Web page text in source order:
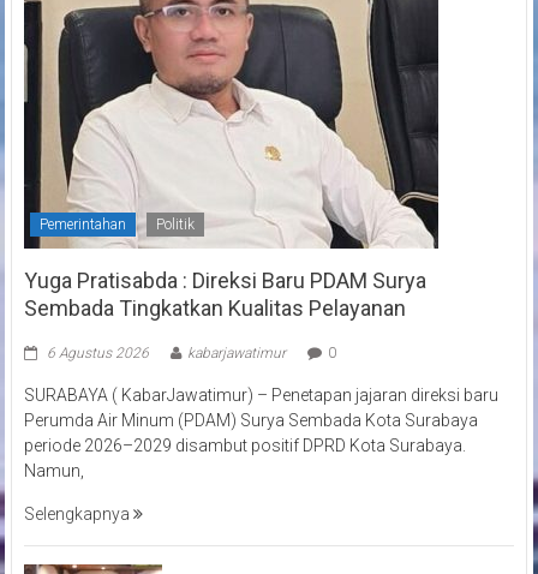
Pemerintahan Politik
Yuga Pratisabda : Direksi Baru PDAM Surya
Sembada Tingkatkan Kualitas Pelayanan
6 Agustus 2026 kabarjawatimur 0
SURABAYA ( KabarJawatimur) – Penetapan jajaran direksi baru
Perumda Air Minum (PDAM) Surya Sembada Kota Surabaya
periode 2026–2029 disambut positif DPRD Kota Surabaya.
Namun,
Selengkapnya